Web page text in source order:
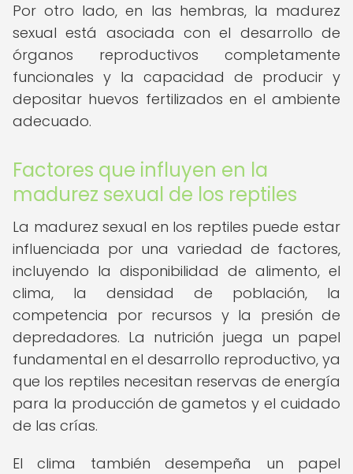
Por otro lado, en las hembras, la madurez
sexual está asociada con el desarrollo de
órganos reproductivos completamente
funcionales y la capacidad de producir y
depositar huevos fertilizados en el ambiente
adecuado.
Factores que influyen en la
madurez sexual de los reptiles
La madurez sexual en los reptiles puede estar
influenciada por una variedad de factores,
incluyendo la disponibilidad de alimento, el
clima, la densidad de población, la
competencia por recursos y la presión de
depredadores. La nutrición juega un papel
fundamental en el desarrollo reproductivo, ya
que los reptiles necesitan reservas de energía
para la producción de gametos y el cuidado
de las crías.
El clima también desempeña un papel